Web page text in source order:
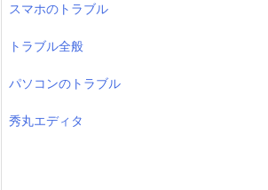
スマホのトラブル
トラブル全般
パソコンのトラブル
秀丸エディタ